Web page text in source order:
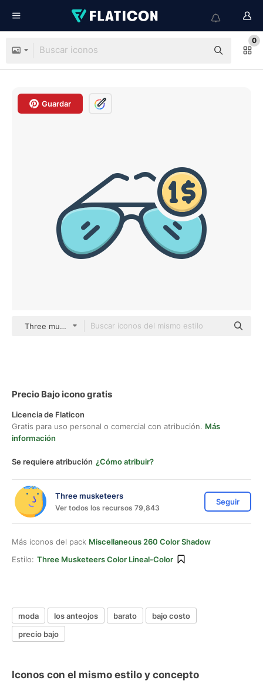
0
Guardar
Three musketeers color lineal-color
Precio Bajo icono gratis
Licencia de Flaticon
Gratis para uso personal o comercial con atribución. Más
información
Se requiere atribución ¿Cómo atribuir?
Three musketeers
Ver todos los recursos 79,843
Seguir
Más iconos del pack Miscellaneous 260 Color Shadow
Estilo: Three Musketeers Color Lineal-Color
moda los anteojos barato
bajo costo
precio bajo
Iconos con el mismo estilo y concepto